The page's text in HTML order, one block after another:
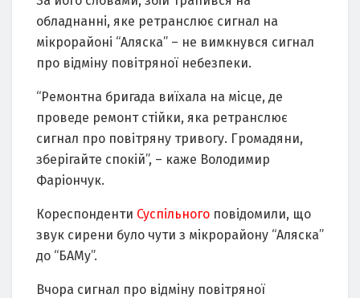
обладнанні, яке ретранслює сигнал на
мікрорайоні “Аляска” – не вимкнувся сигнал
про відміну повітряної небезпеки.
“Ремонтна бригада виїхала на місце, де
проведе ремонт стійки, яка ретранслює
сигнал про повітряну тривогу. Громадяни,
зберігайте спокій”, – каже Володимир
Фаріончук.
Кореспонденти Суспільного повідомили, що
звук сирени було чути з мікрорайону “Аляска”
до “БАМу”.
Вчора сигнал про відміну повітряної